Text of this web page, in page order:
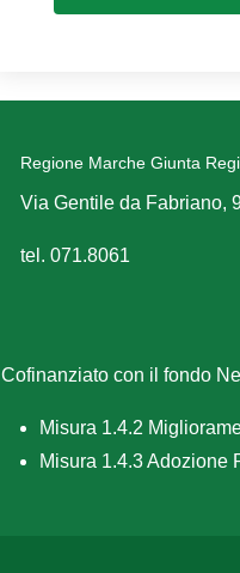
Regione Marche Giunta
Via Gentile da Fabriano,
tel. 071.8061
Cofinanziato con il fondo
Misura 1.4.2
Misura 1.4.3 Adozione